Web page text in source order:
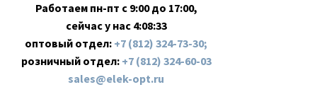
Работаем пн-пт с 9:00 до 17:00,
сейчас у нас 4:08:33
оптовый отдел: +7 (812) 324-73-30;
розничный отдел: +7 (812) 324-60-03
sales@elek-opt.ru